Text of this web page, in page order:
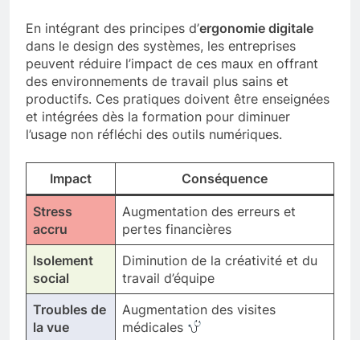
En intégrant des principes d’ergonomie digitale
dans le design des systèmes, les entreprises
peuvent réduire l’impact de ces maux en offrant
des environnements de travail plus sains et
productifs. Ces pratiques doivent être enseignées
et intégrées dès la formation pour diminuer
l’usage non réfléchi des outils numériques.
Impact Conséquence
Stress
accru
Augmentation des erreurs et
pertes financières
Isolement
social
Diminution de la créativité et du
travail d’équipe
Troubles de
la vue
Augmentation des visites
médicales